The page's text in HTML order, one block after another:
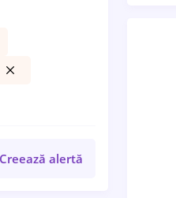
Creează alertă